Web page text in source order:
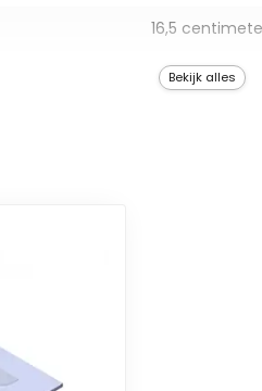
16,5
Kraan, sifon
Bekijk alles